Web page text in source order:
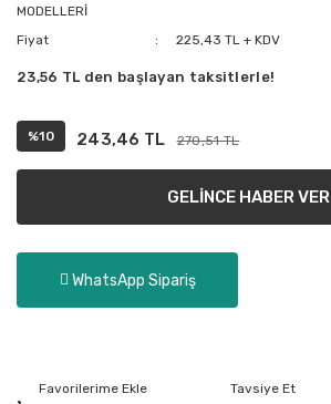
MODELLERİ
Fiyat 225,43 TL + KDV
23,56 TL den başlayan taksitlerle!
%10 243,46 TL 270,51 TL
GELİNCE HABER VER
WhatsApp Sipariş
Tavsiye Et